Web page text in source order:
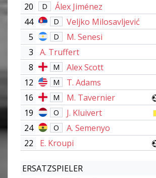
20 D Álex Jiménez
44 D Veljko Milosavljević
5 D M. Senesi
3 A. Truffert
8 M Alex Scott
12 M T. Adams
16 M M. Tavernier
19 O J. Kluivert
24 O A. Semenyo
22 E. Kroupi
ERSATZSPIELER